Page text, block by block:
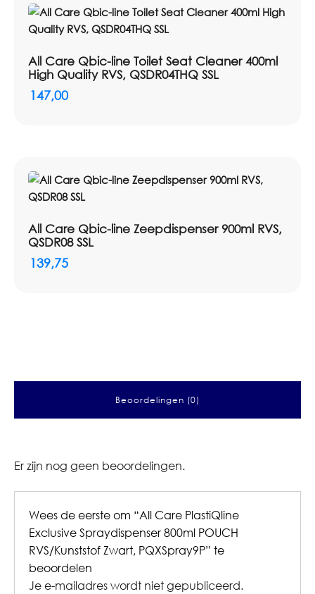
All Care Qbic-line Toilet Seat Cleaner 400ml
High Quality RVS, QSDR04THQ SSL
147,00
All Care Qbic-line Zeepdispenser 900ml RVS,
QSDR08 SSL
139,75
Beoordelingen (0)
Er zijn nog geen beoordelingen.
Wees de eerste om “All Care PlastiQline
Exclusive Spraydispenser 800ml POUCH
RVS/Kunststof Zwart, PQXSpray9P” te
beoordelen
Je e-mailadres wordt niet gepubliceerd.